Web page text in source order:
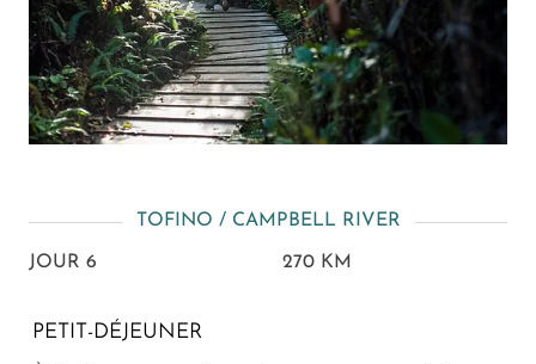
TOFINO / CAMPBELL RIVER
JOUR 6 270 KM
PETIT-DÉJEUNER